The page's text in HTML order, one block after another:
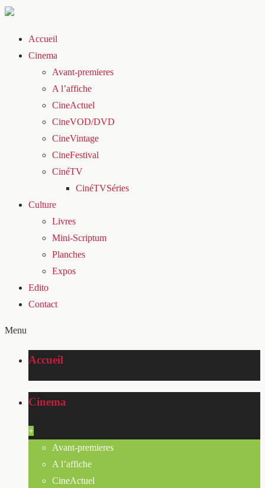
Accueil
Cinema
Avant-premieres
A l’affiche
CineActuel
CineVOD/DVD
CineVintage
CineFestival
CinéTV
CinéTVSéries
Culture
Livres
Mini-Scriptum
Planches
Expos
Edito
Contact
Menu
Accueil
Cinema
+
Avant-premieres
A l’affiche
CineActuel